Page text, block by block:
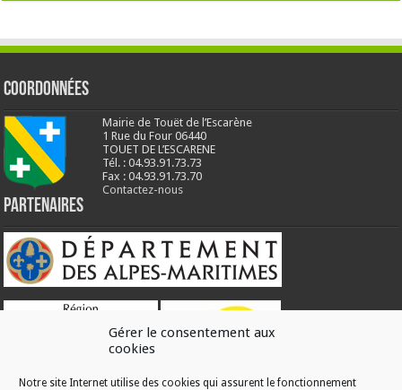
Gérer le consentement aux
cookies
Notre site Internet utilise des cookies qui assurent le fonctionnement
Coordonnées
Mairie de Touët de l’Escarène
1 Rue du Four 06440
TOUET DE L’ESCARENE
Tél. : 04.93.91.73.73
Fax : 04.93.91.73.70
Contactez-nous
Partenaires